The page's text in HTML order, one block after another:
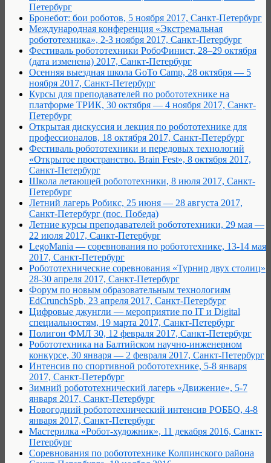
Петербург
Бронебот: бои роботов, 5 ноября 2017, Санкт-Петербург
Международная конференция «Экстремальная
робототехника», 2-3 ноября 2017, Санкт-Петербург
Фестиваль робототехники РобоФинист, 28–29 октября
(дата изменена) 2017, Санкт-Петербург
Осенняя выездная школа GoTo Camp, 28 октября — 5
ноября 2017, Санкт-Петербург
Курсы для преподавателей по робототехнике на
платформе ТРИК, 30 октября — 4 ноября 2017, Санкт-
Петербург
Открытая дискуссия и лекция по робототехнике для
профессионалов, 18 октября 2017, Санкт-Петербург
Фестиваль робототехники и передовых технологий
«Открытое пространство. Brain Fest», 8 октября 2017,
Санкт-Петербург
Школа летающей робототехники, 8 июля 2017, Санкт-
Петербург
Летний лагерь Робикс, 25 июня — 28 августа 2017,
Санкт-Петербург (пос. Победа)
Летние курсы преподавателей робототехники, 29 мая —
22 июля 2017, Санкт-Петербург
LegoMania — соревнования по робототехнике, 13-14 мая
2017, Санкт-Петербург
Робототехнические соревнования «Турнир двух столиц»
28-30 апреля 2017, Санкт-Петербург
Форум по новым образовательным технологиям
EdCrunchSpb, 23 апреля 2017, Санкт-Петербург
Цифровые джунгли — мероприятие по IT и Digital
специальностям, 19 марта 2017, Санкт-Петербург
Полигон ФМЛ 30, 12 февраля 2017, Санкт-Петербург
Робототехника на Балтийском научно-инженерном
конкурсе, 30 января — 2 февраля 2017, Санкт-Петербург
Интенсив по спортивной робототехнике, 5-8 января
2017, Санкт-Петербург
Зимний робототехнический лагерь «Движение», 5-7
января 2017, Санкт-Петербург
Новогодний робототехнический интенсив РОББО, 4-8
января 2017, Санкт-Петербург
Мастерилка «Робот-художник», 11 декабря 2016, Санкт-
Петербург
Соревнования по робототехнике Колпинского района